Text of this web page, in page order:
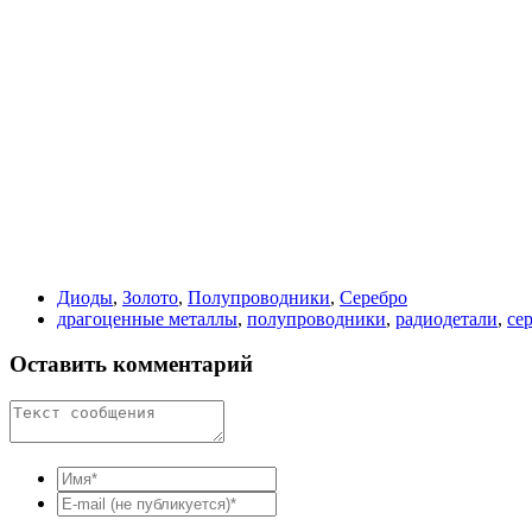
Диоды, Золото, Полупроводники, Серебро
драгоценные металлы, полупроводники, радиодетали,
Оставить комментарий